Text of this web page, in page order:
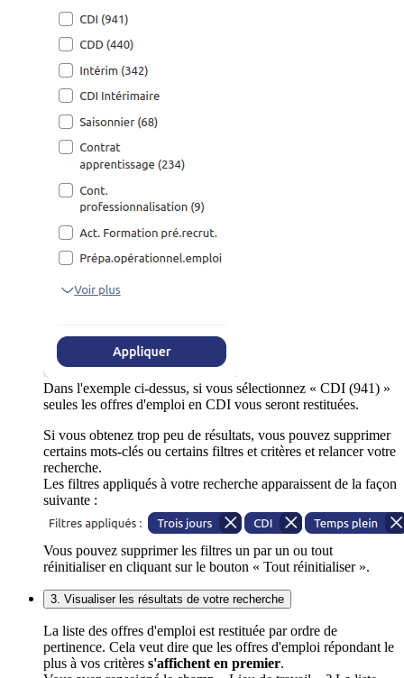
Dans l'exemple ci-dessus, si vous sélectionnez « CDI (941) »
seules les offres d'emploi en CDI vous seront restituées.
Si vous obtenez trop peu de résultats, vous pouvez supprimer
certains mots-clés ou certains filtres et critères et relancer votre
recherche.
Les filtres appliqués à votre recherche apparaissent de la façon
suivante :
Vous pouvez supprimer les filtres un par un ou tout
réinitialiser en cliquant sur le bouton « Tout réinitialiser ».
3. Visualiser les résultats de votre recherche
La liste des offres d'emploi est restituée par ordre de
pertinence. Cela veut dire que les offres d'emploi répondant le
plus à vos critères s'affichent en premier.